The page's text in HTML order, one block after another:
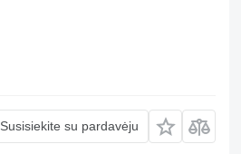
Susisiekite su pardavėju